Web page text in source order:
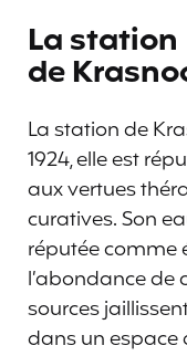
La station
de
La station de
1924, elle est
aux vertues
curatives. Son
réputée comme
l’abondance de
sources
dans un espace